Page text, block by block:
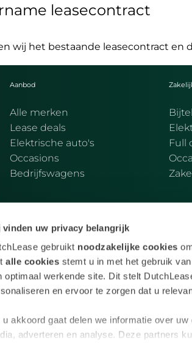
vinden uw privacy belangrijk
gebruikt noodzakelijke cookies
alle cookies stemt u in met het gebruik
optimaal werkende site. Dit stelt
en ervoor te zorgen dat u
u akkoord gaat delen we informatie over
adverteren en analyse. Deze partners
leasecontract
wij het bestaande leasecontract en
Aanbod
Alle merken
Lease deals
Elektrische auto's
Occasions
Bedrijfswagens
Full
rechten ontleend worden. Full
DutchLease, gevestigd te
voorwaarden|